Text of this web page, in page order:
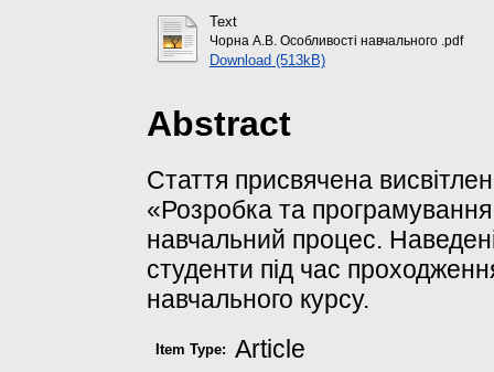
Text
Чорна А.В. Особливості навчального .pdf
Download (513kB)
Abstract
Стаття присвячена
«Розробка та
навчальний процес.
студенти під час
навчального курсу.
Item Type: Article